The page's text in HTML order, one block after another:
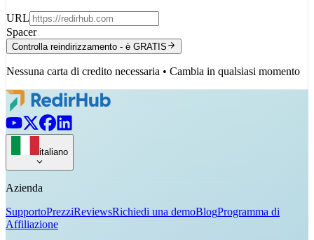
URL
Spacer
Controlla reindirizzamento - è GRATIS
Nessuna carta di credito necessaria • Cambia in qualsiasi momento
italiano
Azienda
SupportoPrezziReviewsRichiedi una demoBlogProgramma di
Affiliazione